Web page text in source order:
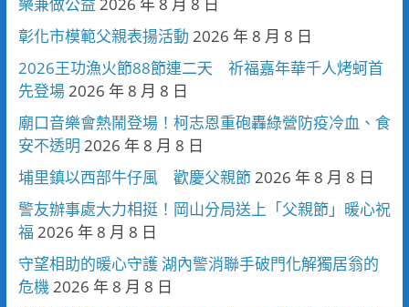
彰化市模範父親表揚活動 2026 年 8 月 8 日
2026王功漁火節88節連二天 祈福嘉年華千人烤蚵首
先登場2026 年 8 月 8 日
廟口音樂會熱鬧登場！柯志恩重砲轟綠營防疫冷血、食
安不透明 2026 年 8 月 8 日
埔里鎮以西部牛仔風 歡慶父親節2026 年 8 月 8 日
警友辦事處大力相挺！岡山分局送上「父親節」暖心祝
福 2026 年 8 月 8 日
守望相助的暖心守護 湖內警消聯手破門化解獨居翁的
危機2026 年 8 月 8 日